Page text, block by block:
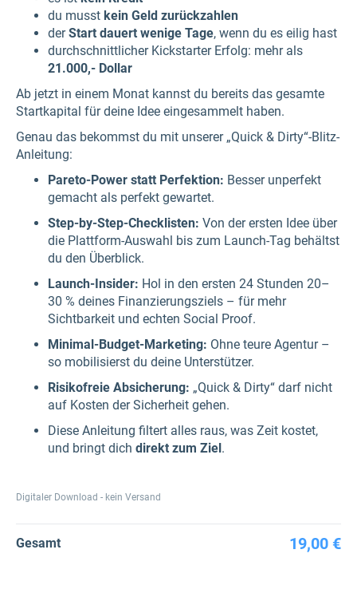
du musst kein Geld zurückzahlen
derStart dauert wenige Tage, wenn du es eilig hast
durchschnittlicher Kickstarter Erfolg: mehr als
21.000,- Dollar
Ab jetzt in einem Monat kannst du bereits das gesamte
Startkapital für deine Idee eingesammelt haben.
Genau das bekommst du mit unserer „Quick & Dirty“-Blitz-
Anleitung:
Pareto-Power statt Perfektion: Besser unperfekt
gemacht als perfekt gewartet.
Step-by-Step-Checklisten: Von der ersten Idee über
die Plattform-Auswahl bis zum Launch-Tag behältst
du den Überblick.
Launch-Insider: Hol in den ersten 24 Stunden 20–
30 % deines Finanzierungsziels – für mehr
Sichtbarkeit und echten Social Proof.
Minimal-Budget-Marketing: Ohne teure Agentur –
so mobilisierst du deine Unterstützer.
Risikofreie Absicherung: „Quick & Dirty“ darf nicht
auf Kosten der Sicherheit gehen.
Diese Anleitung filtert alles raus, was Zeit kostet,
und bringt dich direkt zum Ziel.
Digitaler Download - kein Versand
Gesamt 19,00 €